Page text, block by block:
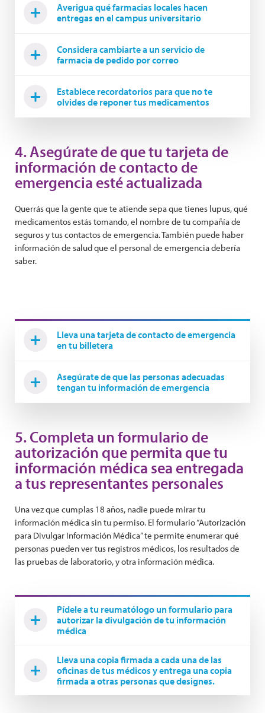
Averigua qué farmacias locales hacen
entregas en el campus universitario
Considera cambiarte a un servicio de
farmacia de pedido por correo
Establece recordatorios para que no te
olvides de reponer tus medicamentos
4. Asegúrate de que tu tarjeta de
información de contacto de
emergencia esté actualizada
Querrás que la gente que te atiende sepa que tienes lupus, qué
medicamentos estás tomando, el nombre de tu compañía de
seguros y tus contactos de emergencia. También puede haber
información de salud que el personal de emergencia debería
saber.
Lleva una tarjeta de contacto de emergencia
en tu billetera
Asegúrate de que las personas adecuadas
tengan tu información de emergencia
5. Completa un formulario de
autorización que permita que tu
información médica sea entregada
a tus representantes personales
Una vez que cumplas 18 años, nadie puede mirar tu
información médica sin tu permiso. El formulario “Autorización
para Divulgar Información Médica” te permite enumerar qué
personas pueden ver tus registros médicos, los resultados de
las pruebas de laboratorio, y otra información médica.
Pídele a tu reumatólogo un formulario para
autorizar la divulgación de tu información
médica
Lleva una copia firmada a cada una de las
oficinas de tus médicos y entrega una copia
firmada a otras personas que designes.